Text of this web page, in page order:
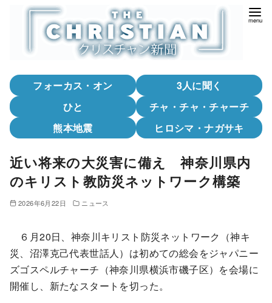
フォーカス・オン
3人に聞く
ひと
チャ・チャ・チャーチ
熊本地震
ヒロシマ・ナガサキ
近い将来の大災害に備え 神奈川県内
のキリスト教防災ネットワーク構築
2026年6月22日 ニュース
６月20日、神奈川キリスト防災ネットワーク（神キ
災、沼澤克己代表世話人）は初めての総会をジャパニー
ズゴスペルチャーチ（神奈川県横浜市磯子区）を会場に
開催し、新たなスタートを切った。